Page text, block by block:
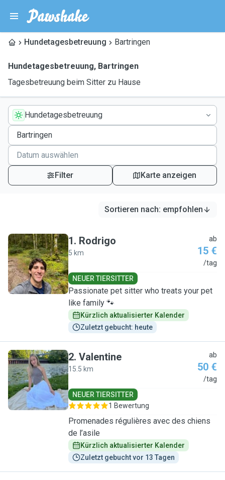
Hundetagesbetreuung Bartringen
Hundetagesbetreuung, Bartringen
Tagesbetreuung beim Sitter zu Hause
Hundetagesbetreuung
Filter Karte anzeigen
Sortieren nach: empfohlen
R
1. Rodrigo
5 km
ab
15 €
/tag
NEUER TIERSITTER
Passionate pet sitter who treats your pet
like family 🐾
Kürzlich aktualisierter Kalender
Zuletzt gebucht: heute
V
2. Valentine
15.5 km
ab
50 €
/tag
NEUER TIERSITTER
1 Bewertung
Promenades régulières avec des chiens
de l’asile
Kürzlich aktualisierter Kalender
Zuletzt gebucht vor 13 Tagen